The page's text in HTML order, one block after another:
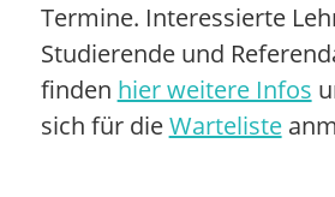
Termine. Interessierte
Studierende und
finden hier weitere Infos
sich für dieWarteliste